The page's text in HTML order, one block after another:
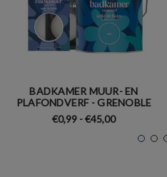
BADKAMER MUUR- EN
PLAFONDVERF - GRENOBLE
€0,99 - €45,00